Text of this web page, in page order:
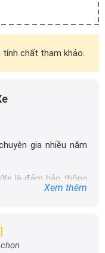
chất tham khảo.
gia nhiều năm
là đảm bảo thông
thường
Xem thêm